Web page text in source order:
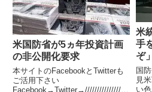
米国防省が5ヵ年投資計画
の非公開化要求
本サイトのFacebookとTwitterも
ご活用下さい
Facebook→Twitter→//////////////////
米
手
ぞ」
国
見
い